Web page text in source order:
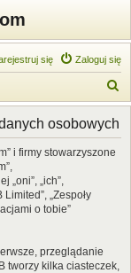
Zaloguj się
się
z
osobowych
i firmy stowarzyszone
„oni”, „ich”,
„Zespoły
o tobie”
przeglądanie
tworzy kilka ciasteczek,